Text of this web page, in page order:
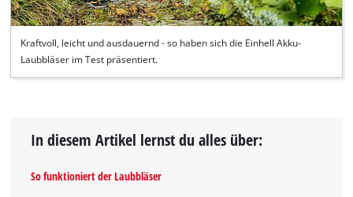
Kraftvoll, leicht und ausdauernd - so haben sich die Einhell Akku-
Laubbläser im Test präsentiert.
In diesem Artikel lernst du alles über:
So funktioniert der Laubbläser